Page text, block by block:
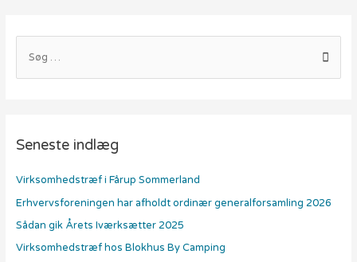
t
r
:
Seneste indlæg
Virksomhedstræf i Fårup Sommerland
Erhvervsforeningen har afholdt ordinær generalforsamling 2026
Sådan gik Årets Iværksætter 2025
Virksomhedstræf hos Blokhus By Camping